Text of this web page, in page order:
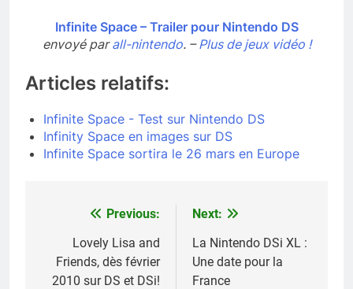
Infinite Space – Trailer pour Nintendo DS
envoyé parall-nintendo. –Plus de jeux vidéo !
Articles relatifs:
Infinite Space - Test sur Nintendo DS
Infinity Space en images sur DS
Infinite Space sortira le 26 mars en Europe
Navigation
l’article
Previous:
Lovely Lisa and
Friends, dès février
2010 sur DS et DSi!
Next:
La Nintendo DSi XL :
Une date pour la
France